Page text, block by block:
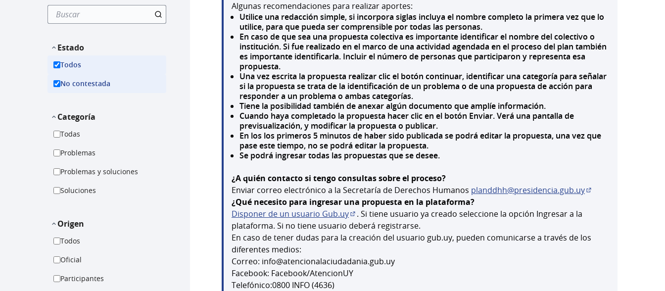
Estado
Todos
No contestada
Categoría
Todas
Problemas
Problemas y soluciones
Soluciones
Origen
Todos
Oficial
Participantes
Algunas recomendaciones para realizar aportes:
Utilice una redacción simple, si incorpora siglas incluya el nombre completo la primera vez que lo
utilice, para que pueda ser comprensible por todas las personas.
En caso de que sea una propuesta colectiva es importante identificar el nombre del colectivo o
institución. Si fue realizado en el marco de una actividad agendada en el proceso del plan también
es importante identificarla. Incluir el número de personas que participaron y representa esa
propuesta.
Una vez escrita la propuesta realizar clic el botón continuar, identificar una categoría para señalar
si la propuesta se trata de la identificación de un problema o de una propuesta de acción para
responder a un problema o ambas categorías.
Tiene la posibilidad también de anexar algún documento que amplíe información.
Cuando haya completado la propuesta hacer clic en el botón Enviar. Verá una pantalla de
previsualización, y modificar la propuesta o publicar.
En los los primeros 5 minutos de haber sido publicada se podrá editar la propuesta, una vez que
pase este tiempo, no se podrá editar la propuesta.
Se podrá ingresar todas las propuestas que se desee.
¿A quién contacto si tengo consultas sobre el proceso?
Enviar correo electrónico a la Secretaría de Derechos Humanos planddhh@presidencia.gub.uy
¿Qué necesito para ingresar una propuesta en la plataforma?
Disponer de un usuario Gub.uy
(Abrir en una pestaña nueva)
. Si tiene usuario ya creado seleccione la opción Ingresar a la
plataforma. Si no tiene usuario deberá registrarse.
En caso de tener dudas para la creación del usuario gub.uy, pueden comunicarse a través de los
diferentes medios:
Correo: info@atencionalaciudadania.gub.uy
Facebook: Facebook/AtencionUY
Telefónico:0800 INFO (4636)